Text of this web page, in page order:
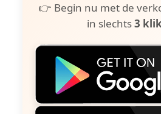
👉 Begin nu met de
in slechts3